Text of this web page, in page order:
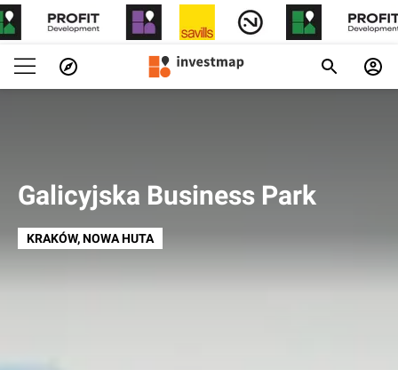
Galicyjska Business Park
KRAKÓW, NOWA HUTA